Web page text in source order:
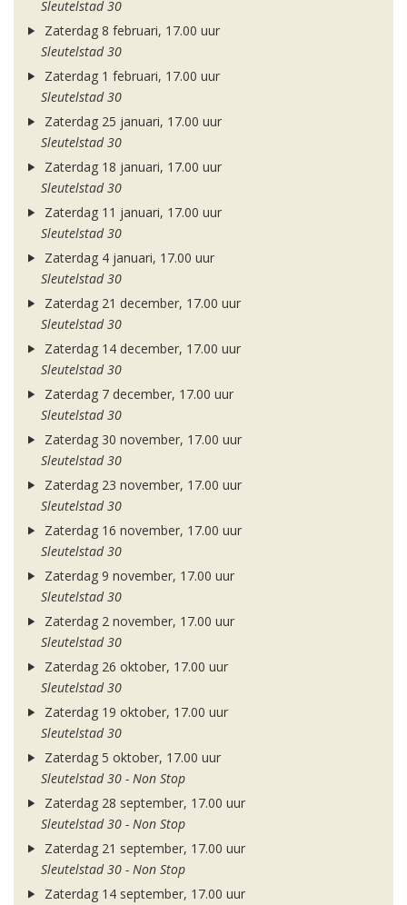
Sleutelstad 30
Zaterdag 8 februari, 17.00 uur
Sleutelstad 30
Zaterdag 1 februari, 17.00 uur
Sleutelstad 30
Zaterdag 25 januari, 17.00 uur
Sleutelstad 30
Zaterdag 18 januari, 17.00 uur
Sleutelstad 30
Zaterdag 11 januari, 17.00 uur
Sleutelstad 30
Zaterdag 4 januari, 17.00 uur
Sleutelstad 30
Zaterdag 21 december, 17.00 uur
Sleutelstad 30
Zaterdag 14 december, 17.00 uur
Sleutelstad 30
Zaterdag 7 december, 17.00 uur
Sleutelstad 30
Zaterdag 30 november, 17.00 uur
Sleutelstad 30
Zaterdag 23 november, 17.00 uur
Sleutelstad 30
Zaterdag 16 november, 17.00 uur
Sleutelstad 30
Zaterdag 9 november, 17.00 uur
Sleutelstad 30
Zaterdag 2 november, 17.00 uur
Sleutelstad 30
Zaterdag 26 oktober, 17.00 uur
Sleutelstad 30
Zaterdag 19 oktober, 17.00 uur
Sleutelstad 30
Zaterdag 5 oktober, 17.00 uur
Sleutelstad 30 - Non Stop
Zaterdag 28 september, 17.00 uur
Sleutelstad 30 - Non Stop
Zaterdag 21 september, 17.00 uur
Sleutelstad 30 - Non Stop
Zaterdag 14 september, 17.00 uur